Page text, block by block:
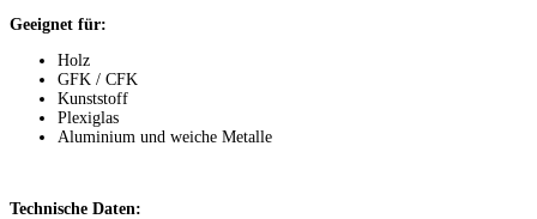
Geeignet für:
Holz
GFK / CFK
Kunststoff
Plexiglas
Aluminium und weiche Metalle
Technische Daten: